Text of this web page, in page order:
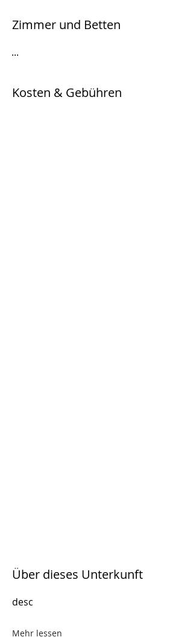
Zimmer und Betten
...
Kosten & Gebühren
Über dieses Unterkunft
desc
Mehr lessen